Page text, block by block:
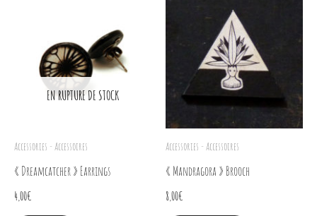
EN RUPTURE DE STOCK
Accessories - Accessoires
« Dreamcatcher » Earrings
4,00€
Accessories - Accessoires
« Mandragora » Brooch
8,00€